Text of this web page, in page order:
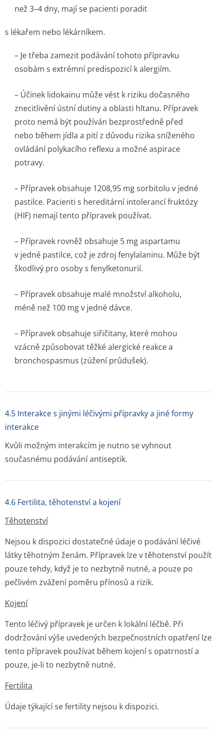
než 3–4 dny, mají se pacienti poradit
s lékařem nebo lékárníkem.
– Je třeba zamezit podávání tohoto přípravku
osobám s extrémní predispozicí k alergiím.
– Účinek lidokainu může vést k riziku dočasného
znecitlivění ústní dutiny a oblasti hltanu. Přípravek
proto nemá být používán bezprostředně před
nebo během jídla a pití z důvodu rizika sníženého
ovládání polykacího reflexu a možné aspirace
potravy.
– Přípravek obsahuje 1208,95 mg sorbitolu v jedné
pastilce. Pacienti s hereditární intolerancí fruktózy
(HIF) nemají tento přípravek používat.
– Přípravek rovněž obsahuje 5 mg aspartamu
v jedné pastilce, což je zdroj fenylalaninu. Může být
škodlivý pro osoby s fenylketonurií.
– Přípravek obsahuje malé množství alkoholu,
méně než 100 mg v jedné dávce.
– Přípravek obsahuje siřičitany, které mohou
vzácně způsobovat těžké alergické reakce a
bronchospasmus (zúžení průdušek).
4.5 Interakce s jinými léčivými přípravky a jiné formy
interakce
Kvůli možným interakcím je nutno se vyhnout
současnému podávání antiseptik.
4.6 Fertilita, těhotenství a kojení
Těhotenství
Nejsou k dispozici dostatečné údaje o podávání léčivé
látky těhotným ženám. Přípravek lze v těhotenství použít
pouze tehdy, když je to nezbytně nutné, a pouze po
pečlivém zvážení poměru přínosů a rizik.
Kojení
Tento léčivý přípravek je určen k lokální léčbě. Při
dodržování výše uvedených bezpečnostních opatření lze
tento přípravek používat během kojení s opatrností a
pouze, je-li to nezbytně nutné.
Fertilita
Údaje týkající se fertility nejsou k dispozici.